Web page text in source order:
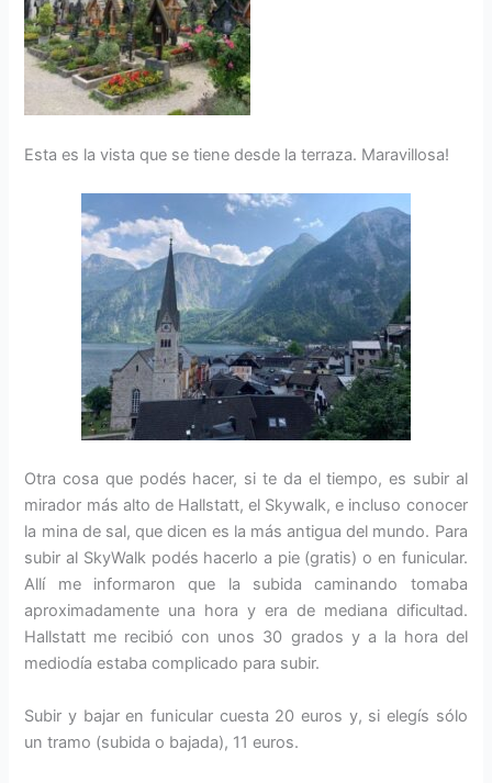
Esta es la vista que se tiene desde la terraza. Maravillosa!
Otra cosa que podés hacer, si te da el tiempo, es subir al
mirador más alto de Hallstatt, el Skywalk, e incluso conocer
la mina de sal, que dicen es la más antigua del mundo. Para
subir al SkyWalk podés hacerlo a pie (gratis) o en funicular.
Allí me informaron que la subida caminando tomaba
aproximadamente una hora y era de mediana dificultad.
Hallstatt me recibió con unos 30 grados y a la hora del
mediodía estaba complicado para subir.
Subir y bajar en funicular cuesta 20 euros y, si elegís sólo
un tramo (subida o bajada), 11 euros.